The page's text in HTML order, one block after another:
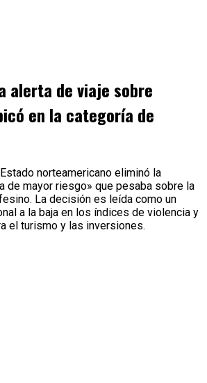
alerta de viaje sobre
en la categoría de
norteamericano eliminó la
de mayor riesgo» que pesaba sobre la
La decisión es leída como un
a la baja en los índices de violencia y
el turismo y las inversiones.